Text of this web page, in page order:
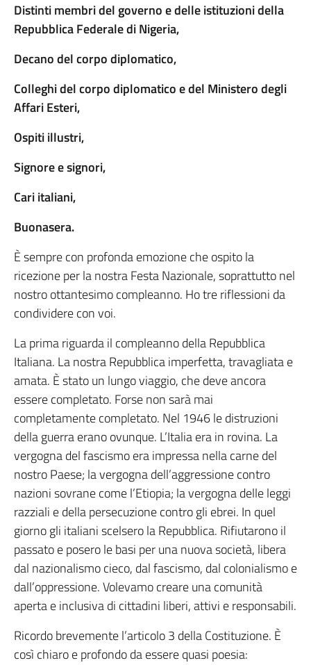
Distinti membri del governo e delle istituzioni della
Repubblica Federale di Nigeria,
Decano del corpo diplomatico,
Colleghi del corpo diplomatico e del Ministero degli
Affari Esteri,
Ospiti illustri,
Signore e signori,
Cari italiani,
Buonasera.
È sempre con profonda emozione che ospito la
ricezione per la nostra Festa Nazionale, soprattutto nel
nostro ottantesimo compleanno. Ho tre riflessioni da
condividere con voi.
La prima riguarda il compleanno della Repubblica
Italiana. La nostra Repubblica imperfetta, travagliata e
amata. È stato un lungo viaggio, che deve ancora
essere completato. Forse non sarà mai
completamente completato. Nel 1946 le distruzioni
della guerra erano ovunque. L’Italia era in rovina. La
vergogna del fascismo era impressa nella carne del
nostro Paese; la vergogna dell’aggressione contro
nazioni sovrane come l’Etiopia; la vergogna delle leggi
razziali e della persecuzione contro gli ebrei. In quel
giorno gli italiani scelsero la Repubblica. Rifiutarono il
passato e posero le basi per una nuova società, libera
dal nazionalismo cieco, dal fascismo, dal colonialismo e
dall’oppressione. Volevamo creare una comunità
aperta e inclusiva di cittadini liberi, attivi e responsabili.
Ricordo brevemente l’articolo 3 della Costituzione. È
così chiaro e profondo da essere quasi poesia: